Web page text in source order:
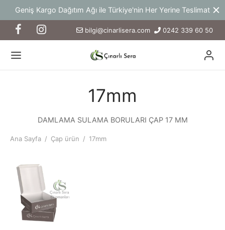
Geniş Kargo Dağıtım Ağı ile Türkiye'nin Her Yerine Teslimat
bilgi@cinarlisera.com 0242 339 60 50
17mm
DAMLAMA SULAMA BORULARI ÇAP 17 MM
Ana Sayfa / Çap ürün / 17mm